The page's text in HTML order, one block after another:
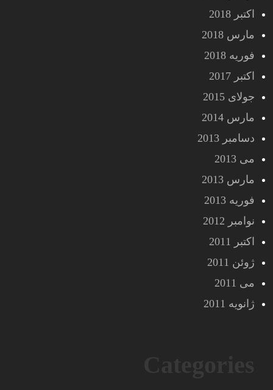
اکتبر 2018
مارس 2018
فوریه 2018
اکتبر 2017
جولای 2015
مارس 2014
دسامبر 2013
می 2013
مارس 2013
فوریه 2013
نوامبر 2012
اکتبر 2011
ژوئن 2011
می 2011
ژانویه 2011